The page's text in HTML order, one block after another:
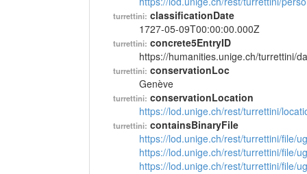
turrettini: classificationDate
1727-05-09T00:00:00.000Z
turrettini: concrete5EntryID
https://humanities.unige.ch/turrettini/
turrettini: conservationLoc
Genève
turrettini: conservationLocation
https://lod.unige.ch/rest/turrettini/
turrettini: containsBinaryFile
https://lod.unige.ch/rest/turrettini/file/
https://lod.unige.ch/rest/turrettini/file/
https://lod.unige.ch/rest/turrettini/file/